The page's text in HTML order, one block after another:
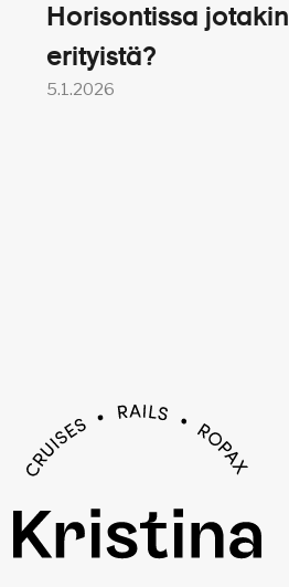
Horisontissa jotakin
erityistä?
5.1.2026